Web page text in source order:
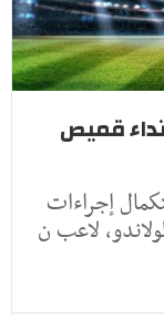
قميص
إجراءات
لاعب ن